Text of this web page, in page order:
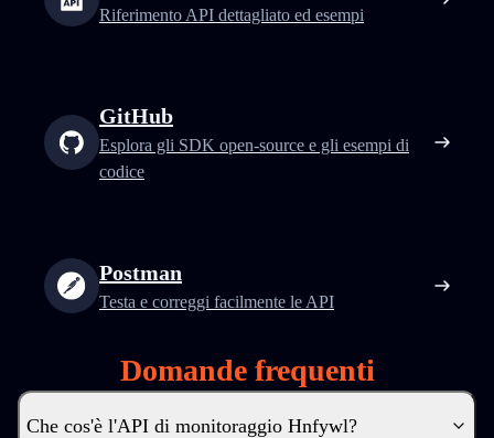
Riferimento API dettagliato ed esempi
GitHub
Esplora gli SDK open-source e gli esempi di
codice
Postman
Testa e correggi facilmente le API
Domande frequenti
Che cos'è l'API di monitoraggio Hnfywl?